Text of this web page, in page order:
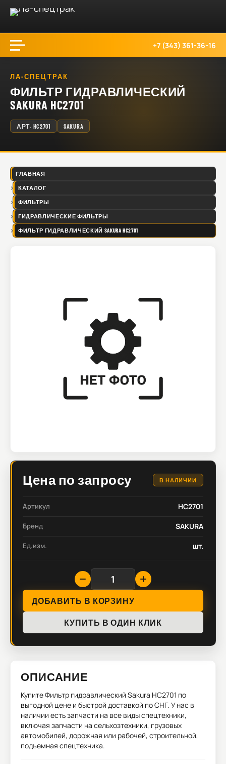
+7 (343) 361-36-16
ЛА-СПЕЦТРАК
ФИЛЬТР ГИДРАВЛИЧЕСКИЙ
SAKURA HC2701
АРТ. HC2701 SAKURA
ГЛАВНАЯ
КАТАЛОГ
ФИЛЬТРЫ
ГИДРАВЛИЧЕСКИЕ ФИЛЬТРЫ
ФИЛЬТР ГИДРАВЛИЧЕСКИЙ SAKURA HC2701
Цена по запросу В НАЛИЧИИ
Артикул HC2701
Бренд SAKURA
Ед.изм. шт.
ДОБАВИТЬ В КОРЗИНУ
КУПИТЬ В ОДИН КЛИК
ОПИСАНИЕ
КупитеФильтр гидравлический Sakura HC2701 по
выгодной цене и быстрой доставкой по СНГ. У нас в
наличии есть запчасти на все виды спецтехники,
включая запчасти на сельхозтехники, грузовых
автомобилей, дорожная или рабочей, строительной,
подъемная спецтехника.